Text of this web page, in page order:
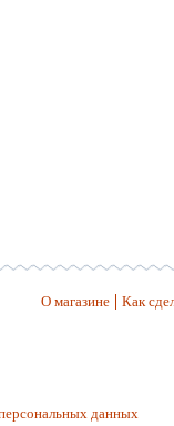
О магазине Как
данных